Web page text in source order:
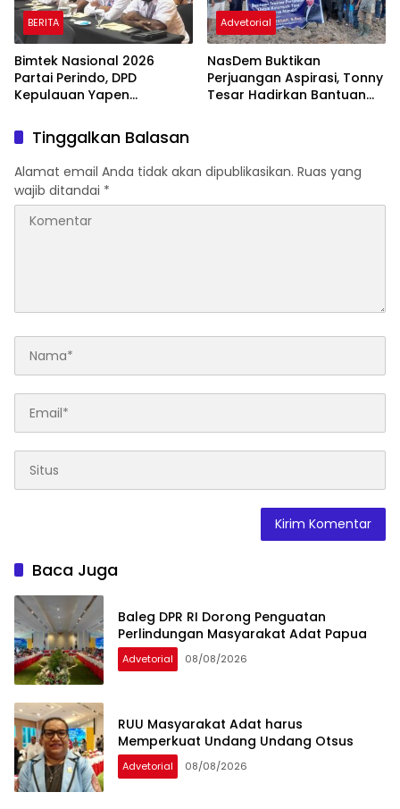
BERITA
Bimtek Nasional 2026
Partai Perindo, DPD
Kepulauan Yapen
Jalankan Seluruh Arahan
DPP
Advetorial
NasDem Buktikan
Perjuangan Aspirasi, Tonny
Tesar Hadirkan Bantuan
Tinggalkan Balasan
Alamat email Anda tidak akan dipublikasikan. Ruas yang
wajib ditandai *
Baca Juga
Baleg DPR RI Dorong Penguatan
Perlindungan Masyarakat Adat Papua
Advetorial 08/08/2026
RUU Masyarakat Adat harus
Memperkuat Undang Undang Otsus
Advetorial 08/08/2026